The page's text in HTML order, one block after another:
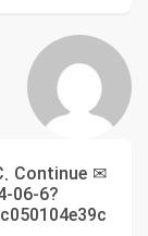
Continue
06-6?
✉